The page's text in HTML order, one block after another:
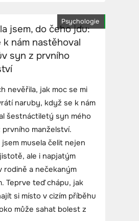
Psychologie
jsem, do čeho jdu:
k nám nastěhoval
syn z prvního
nevěřila, jak moc se mi
naruby, když se k nám
šestnáctiletý syn mého
prvního manželství.
musela čelit nejen
ale i napjatým
rodině a nečekaným
Teprve teď chápu, jak
si místo v cizím příběhu
může sahat bolest z